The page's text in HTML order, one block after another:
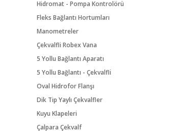
Hidromat - Pompa Kontrolörü
Fleks Bağlantı Hortumları
Manometreler
Çekvalfli Robex Vana
5 Yollu Bağlantı Aparatı
5 Yollu Bağlantı - Çekvalfli
Oval Hidrofor Flanşı
Dik Tip Yaylı Çekvalfler
Kuyu Klapeleri
Çalpara Çekvalf